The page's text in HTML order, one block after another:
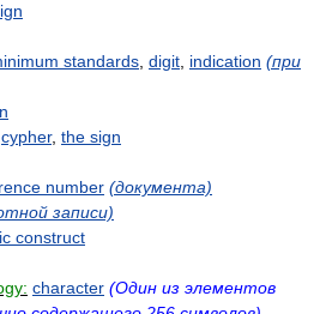
standards digit indication (при
cypher, the sign
number (документа)
записи)
construct
character (Один из элементов